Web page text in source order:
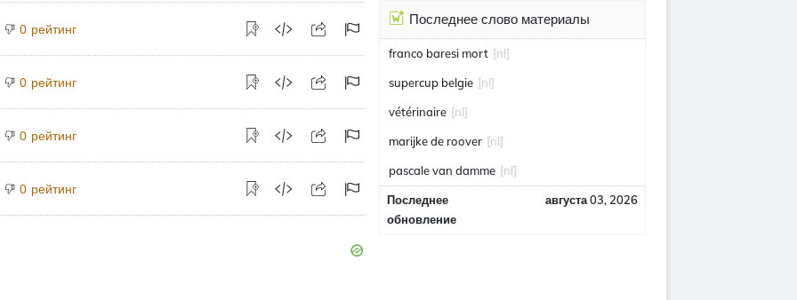
0 рейтинг
0 рейтинг
0 рейтинг
0 рейтинг
Последнее слово материалы
franco baresi mort [nl]
supercup belgie [nl]
vétérinaire [nl]
marijke de roover [nl]
pascale van damme [nl]
Последнее
обновление
августа 03, 2026